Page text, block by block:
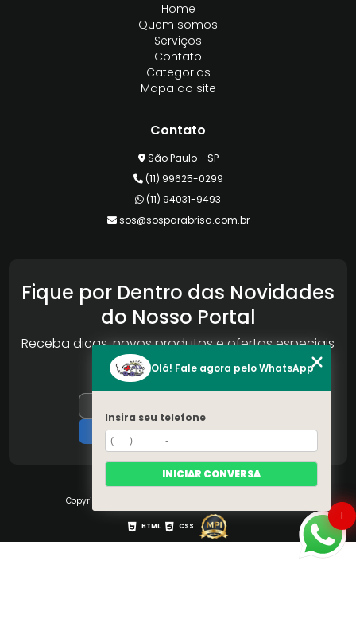
Home
Quem somos
Serviços
Contato
Categorias
Mapa do site
Contato
São Paulo - SP
(11) 99625-0299
(11) 94031-9493
sos@sosparabrisa.com.br
Fique por Dentro das Novidades
do Nosso Portal
Receba dicas, novos produtos e ofertas especiais
da Reconlog
Copyright © S.O.S Pára-brisa. (Lei 9610 de 19/02/1998)
HTML CSS
1
Olá! Fale agora pelo WhatsApp
Insira seu telefone
INICIAR CONVERSA